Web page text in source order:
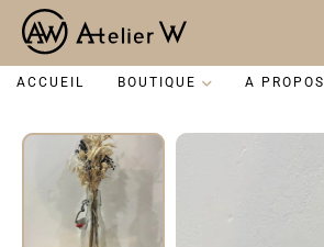
Aller
contenu
ACCUEIL BOUTIQUE A PROPOS